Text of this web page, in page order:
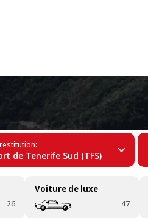
de Tenerife Sud (TFS)
26
Voiture de luxe
47